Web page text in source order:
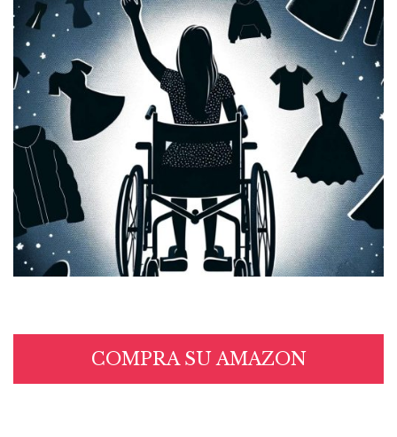
COMPRA SU AMAZON